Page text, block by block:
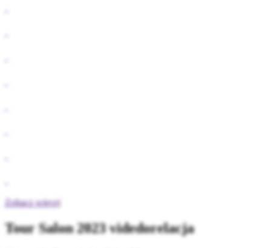
Zobacz więcej
Tour Salon 2023 videdorelacja